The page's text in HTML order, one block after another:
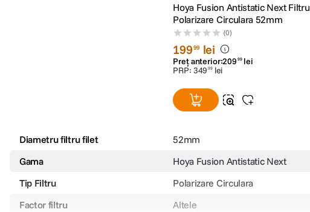
Hoya Fusion Antistatic Next Filtru
Polarizare Circulara 52mm
(0)
19999 lei
Preț anterior:209 99 lei
PRP: 349 99 lei
Diametru filtru filet 52mm
Gama
Hoya Fusion Antistatic Next
Tip Filtru
Polarizare Circulara
Factor filtru
Altele